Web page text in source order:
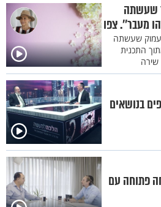
שעשתה
מעבר''. צפו
העמוק שעשתה
התכנית
בנושאים
פתוחה עם